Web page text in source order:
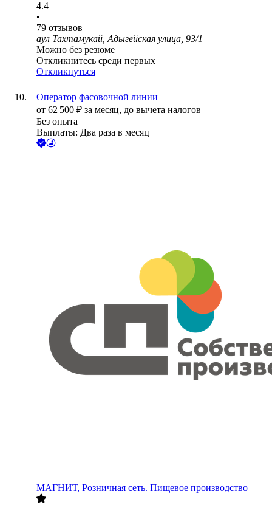
4.4
•
79 отзывов
аул Тахтамукай, Адыгейская улица, 93/1
Можно без резюме
Откликнитесь среди первых
Откликнуться
Оператор фасовочной линии
от 62 500 ₽ за месяц, до вычета налогов
Без опыта
Выплаты: Два раза в месяц
МАГНИТ, Розничная сеть. Пищевое производство